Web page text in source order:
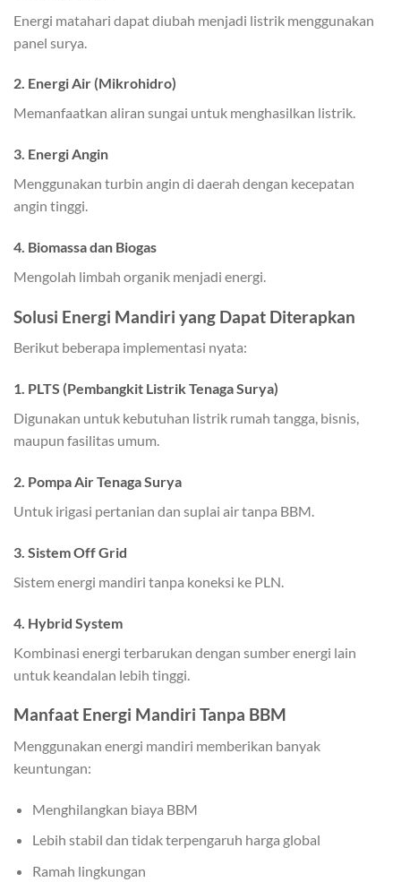
Energi matahari dapat diubah menjadi listrik menggunakan
panel surya.
2. Energi Air (Mikrohidro)
Memanfaatkan aliran sungai untuk menghasilkan listrik.
3. Energi Angin
Menggunakan turbin angin di daerah dengan kecepatan
angin tinggi.
4. Biomassa dan Biogas
Mengolah limbah organik menjadi energi.
Solusi Energi Mandiri yang Dapat Diterapkan
Berikut beberapa implementasi nyata:
1. PLTS (Pembangkit Listrik Tenaga Surya)
Digunakan untuk kebutuhan listrik rumah tangga, bisnis,
maupun fasilitas umum.
2. Pompa Air Tenaga Surya
Untuk irigasi pertanian dan suplai air tanpa BBM.
3. Sistem Off Grid
Sistem energi mandiri tanpa koneksi ke PLN.
4. Hybrid System
Kombinasi energi terbarukan dengan sumber energi lain
untuk keandalan lebih tinggi.
Manfaat Energi Mandiri Tanpa BBM
Menggunakan energi mandiri memberikan banyak
keuntungan:
Menghilangkan biaya BBM
Lebih stabil dan tidak terpengaruh harga global
Ramah lingkungan